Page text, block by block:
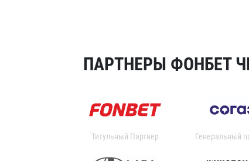
ПАРТНЕРЫ ФОНБЕТ
Титульный Партнер Генеральный